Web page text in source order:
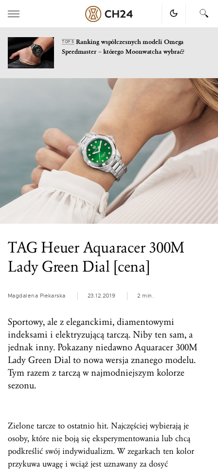
TOP 5Ranking współczesnych modeli Omega
Speedmaster – którego Moonwatcha wybrać?
TAG Heuer Aquaracer 300M
Lady Green Dial [cena]
Magdalena Piekarska 23.12.2019 2 min.
Sportowy, ale z eleganckimi, diamentowymi
indeksami i elektryzującą tarczą. Niby ten sam, a
jednak inny. Pokazany niedawno Aquaracer 300M
Lady Green Dial to nowa wersja znanego modelu.
Tym razem z tarczą w najmodniejszym kolorze
sezonu.
Zielone tarcze to ostatnio hit. Najczęściej wybierają je
osoby, które nie boją się eksperymentowania lub chcą
podkreślić swój indywidualizm. W zegarkach ten kolor
przykuwa uwagę i wciąż jest uznawany za dosyć